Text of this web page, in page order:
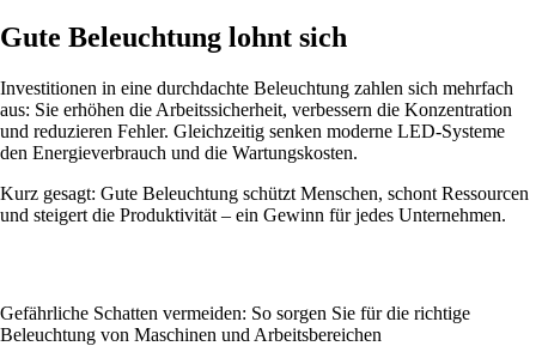
Gute Beleuchtung lohnt sich
Investitionen in eine durchdachte Beleuchtung zahlen sich mehrfach
aus: Sie erhöhen die Arbeitssicherheit, verbessern die Konzentration
und reduzieren Fehler. Gleichzeitig senken moderne LED-Systeme
den Energieverbrauch und die Wartungskosten.
Kurz gesagt: Gute Beleuchtung schützt Menschen, schont Ressourcen
und steigert die Produktivität – ein Gewinn für jedes Unternehmen.
Gefährliche Schatten vermeiden: So sorgen Sie für die richtige
Beleuchtung von Maschinen und Arbeitsbereichen